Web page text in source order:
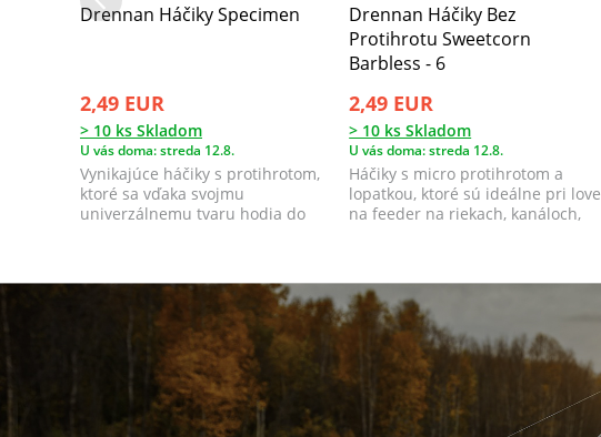
Drennan Háčiky Specimen
2,49 EUR
> 10 ks Skladom
U vás doma: streda 12.8.
Vynikajúce háčiky s protihrotom,
ktoré sa vďaka svojmu
univerzálnemu tvaru hodia do
Drennan Háčiky Bez
Protihrotu Sweetcorn
Barbless - 6
2,49 EUR
> 10 ks Skladom
U vás doma: streda 12.8.
Háčiky s micro protihrotom a
lopatkou, ktoré sú ideálne pri love
na feeder na riekach, kanáloch,